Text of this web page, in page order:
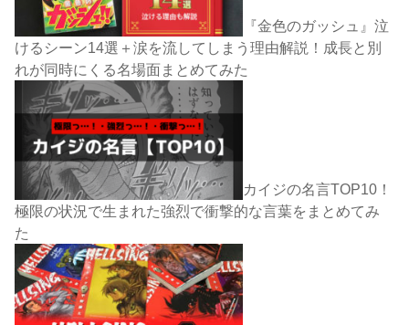
『金色のガッシュ』泣
けるシーン14選＋涙を流してしまう理由解説！成長と別
れが同時にくる名場面まとめてみた
カイジの名言TOP10！
極限の状況で生まれた強烈で衝撃的な言葉をまとめてみ
た